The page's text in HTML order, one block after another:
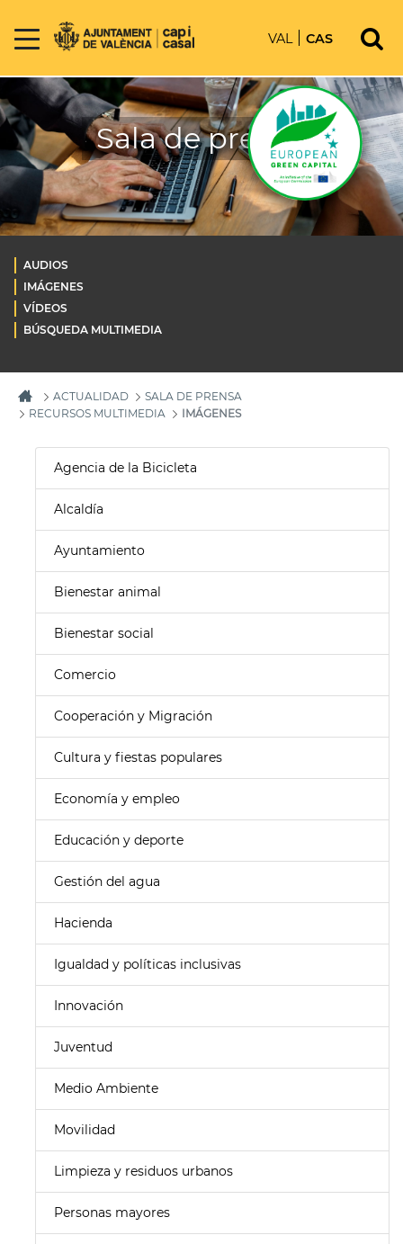
VAL CAS
Sala de prensa
AUDIOS
IMÁGENES
VÍDEOS
BÚSQUEDA MULTIMEDIA
ACTUALIDAD
SALA DE PRENSA
RECURSOS MULTIMEDIA
IMÁGENES
Agencia de la Bicicleta
Alcaldía
Ayuntamiento
Bienestar animal
Bienestar social
Comercio
Cooperación y Migración
Cultura y fiestas populares
Economía y empleo
Educación y deporte
Gestión del agua
Hacienda
Igualdad y políticas inclusivas
Innovación
Juventud
Medio Ambiente
Movilidad
Limpieza y residuos urbanos
Personas mayores